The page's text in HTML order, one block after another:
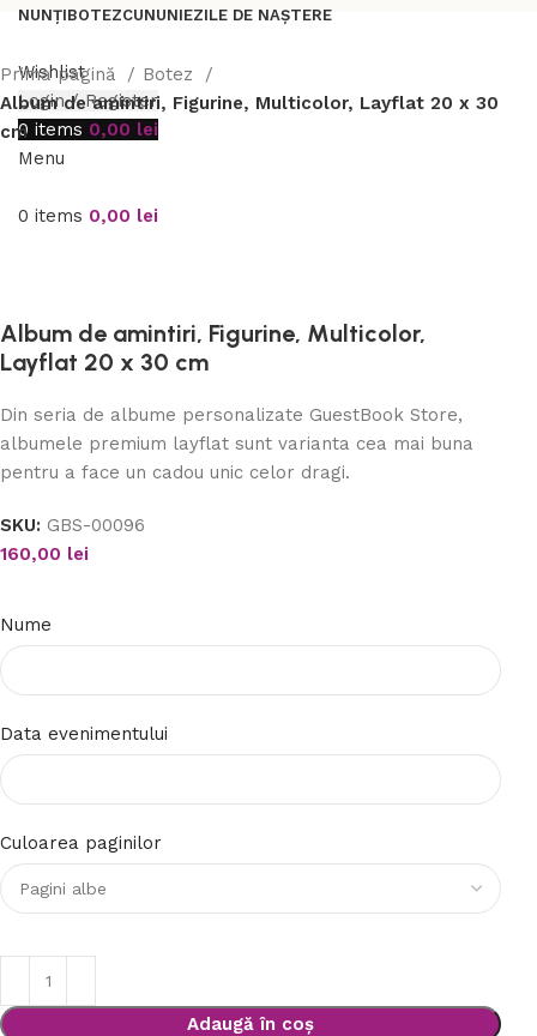
NUNȚIBOTEZCUNUNIEZILE DE NAȘTERE
Wishlist
Login / Register
0 items 0,00 lei
Menu
0 items 0,00 lei
Prima pagină
Botez
Album de amintiri, Figurine, Multicolor, Layflat 20 x 30
cm
Album de amintiri, Figurine, Multicolor,
Layflat 20 x 30 cm
Din seria de albume personalizate GuestBook Store,
albumele premium layflat sunt varianta cea mai buna
pentru a face un cadou unic celor dragi.
SKU: GBS-00096
160,00 lei
Nume
Data evenimentului
Culoarea paginilor
Adaugă în coș